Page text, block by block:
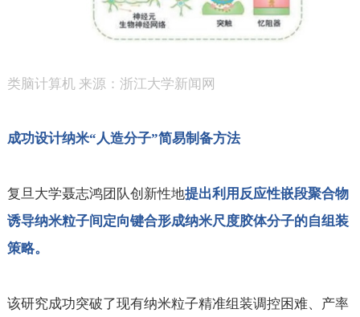
类脑计算机 来源：浙江大学新闻网
成功设计纳米“人造分子”简易制备方法
复旦大学聂志鸿团队创新性地提出利用反应性嵌段聚合物
诱导纳米粒子间定向键合形成纳米尺度胶体分子的自组装
策略。
该研究成功突破了现有纳米粒子精准组装调控困难、产率